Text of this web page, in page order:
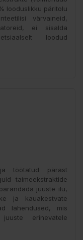
looduslikku päritolu
värvaineid,
ei sisalda
loodud
töötatud pärast
taimeekstraktide
juuste ilu,
ja kauakestvate
lahendused, mis
erinevatele